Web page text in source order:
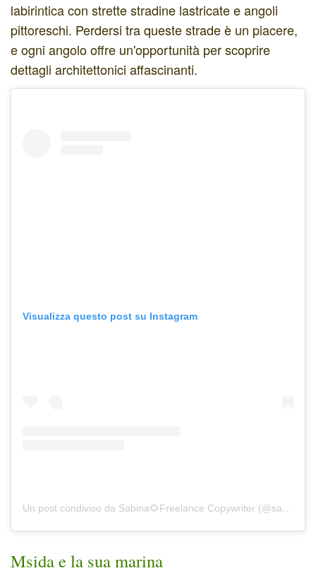
labirintica con strette stradine lastricate e angoli
pittoreschi. Perdersi tra queste strade è un piacere,
e ogni angolo offre un'opportunità per scoprire
dettagli architettonici affascinanti.
Visualizza questo post su Instagram
Msida e la sua marina